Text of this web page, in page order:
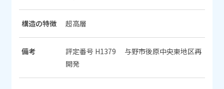
構造の特徴 超高層
備考
評定番号 H1379 与野市後原中央東地区再
開発